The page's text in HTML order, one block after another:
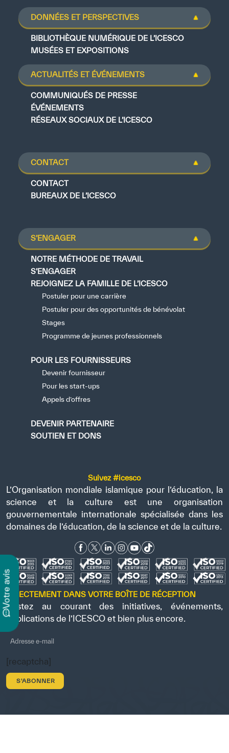
v
o
t
r
e
a
v
i
s
DONNÉES ET PERSPECTIVES
BIBLIOTHÈQUE NUMÉRIQUE DE L’ICESCO
MUSÉES ET EXPOSITIONS
ACTUALITÉS ET ÉVÉNEMENTS
COMMUNIQUÉS DE PRESSE
ÉVÉNEMENTS
RÉSEAUX SOCIAUX DE L’ICESCO
CONTACT
CONTACT
BUREAUX DE L’ICESCO
S’ENGAGER
NOTRE MÉTHODE DE TRAVAIL
S’ENGAGER
REJOIGNEZ LA FAMILLE DE L’ICESCO
Postuler pour une carrière
Postuler pour des opportunités de bénévolat
Stages
Programme de jeunes professionnels
POUR LES FOURNISSEURS
Devenir fournisseur
Pour les start-ups
Appels d’offres
DEVENIR PARTENAIRE
SOUTIEN ET DONS
Suivez #icesco
L’Organisation mondiale islamique pour l’éducation, la
science et la culture est une organisation
gouvernementale internationale spécialisée dans les
domaines de l’éducation, de la science et de la culture.
DIRECTEMENT DANS VOTRE BOÎTE DE RÉCEPTION
Restez au courant des initiatives, événements,
publications de l’ICESCO et bien plus encore.
[recaptcha]